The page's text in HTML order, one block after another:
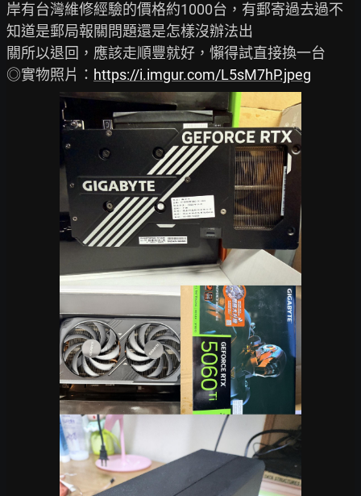
岸有台灣維修經驗的價格約1000台，有郵寄過去過不
知道是郵局報關問題還是怎樣沒辦法出
關所以退回，應該走順豐就好，懶得試直接換一台
◎實物照片： https://i.imgur.com/L5sM7hP.jpeg